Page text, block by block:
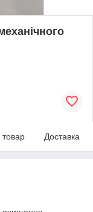
товар Доставка